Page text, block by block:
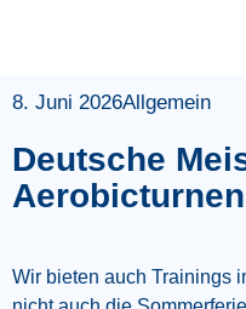
8. Juni 2026Allgemein
Deutsche
Wir bieten auch Trainings